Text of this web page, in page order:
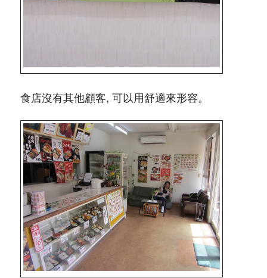
食店沒有其他顧客, 可以用舒適來形容。